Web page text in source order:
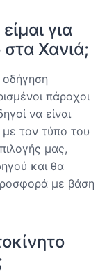
για
στα Χανιά;
οδήγηση
πάροχοι
να είναι
τον τύπο του
μας,
και θα
με βάση